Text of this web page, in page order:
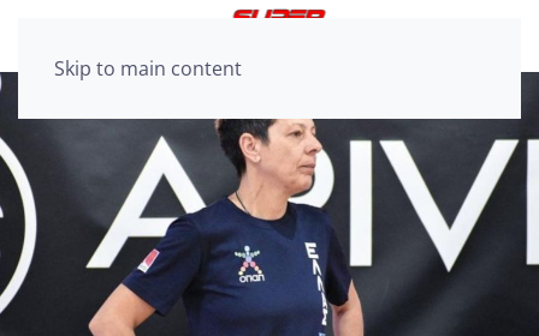
Skip to main content